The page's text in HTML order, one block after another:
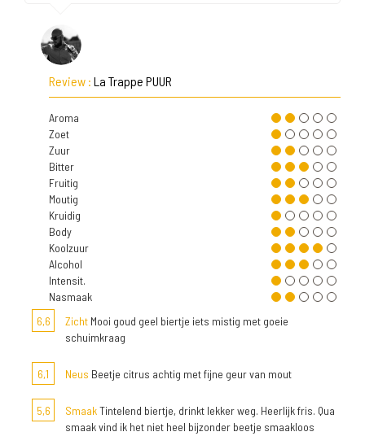
Review : La Trappe PUUR
Aroma
Zoet
Zuur
Bitter
Fruitig
Moutig
Kruidig
Body
Koolzuur
Alcohol
Intensit.
Nasmaak
6,6
Zicht Mooi goud geel biertje iets mistig met goeie
schuimkraag
6,1 Neus Beetje citrus achtig met fijne geur van mout
5,6 SmaakTintelend biertje, drinkt lekker weg. Heerlijk fris. Qua
smaak vind ik het niet heel bijzonder beetje smaakloos